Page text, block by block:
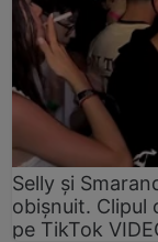
Selly și
obișnuit. Clipul
pe TikTok